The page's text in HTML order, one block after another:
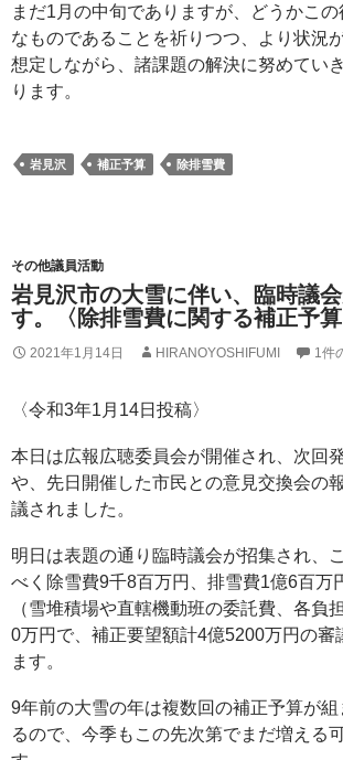
まだ1月の中旬でありますが、どうかこ
なものであることを祈りつつ、より状況
想定しながら、諸課題の解決に努めてい
ります。
岩見沢 補正予算 除排雪費
その他議員活動
岩見沢市の大雪に伴い、臨時議
す。〈除排雪費に関する補正予算
2021年1月14日 HIRANOYOSHIFUMI 1件
〈令和3年1月14日投稿〉
本日は広報広聴委員会が開催され、次回
や、先日開催した市民との意見交換会の
議されました。
明日は表題の通り臨時議会が招集され、
べく除雪費9千8百万円、排雪費1億6百万
（雪堆積場や直轄機動班の委託費、各負
0万円で、補正要望額計4億5200万円の審
ます。
9年前の大雪の年は複数回の補正予算が
るので、今季もこの先次第でまだ増える